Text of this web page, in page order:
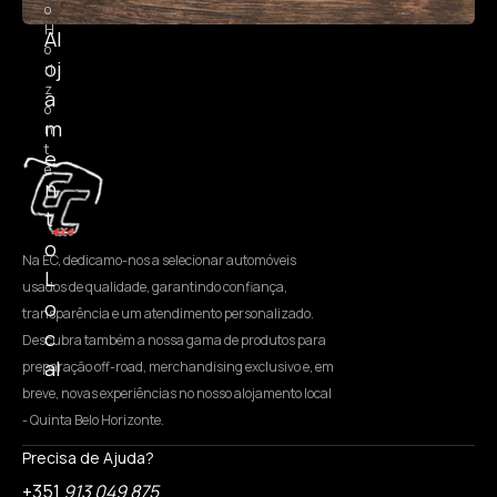
Al
oj
a
m
e
n
t
o
L
o
c
al
o
H
o
ri
z
o
n
t
e
Na EC, dedicamo-nos a selecionar automóveis
usados de qualidade, garantindo confiança,
transparência e um atendimento personalizado.
Descubra também a nossa gama de produtos para
preparação off-road, merchandising exclusivo e, em
breve, novas experiências no nosso alojamento local
- Quinta Belo Horizonte.
Precisa de Ajuda?
+351 913 049 875